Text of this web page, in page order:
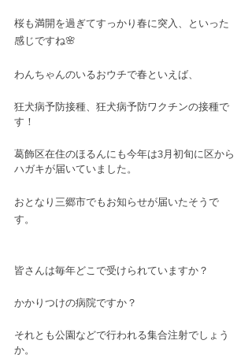
桜も満開を過ぎてすっかり春に突入、といった
感じですね🌸
わんちゃんのいるおウチで春といえば、
狂犬病予防接種、狂犬病予防ワクチンの接種で
す！
葛飾区在住のほるんにも今年は3月初旬に区から
ハガキが届いていました。
おとなり三郷市でもお知らせが届いたそうで
す。
皆さんは毎年どこで受けられていますか？
かかりつけの病院ですか？
それとも公園などで行われる集合注射でしょう
か。